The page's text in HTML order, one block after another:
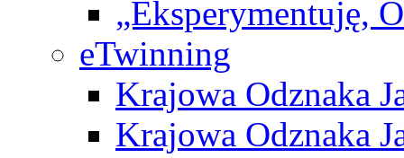
„Eksperymentuję,
eTwinning
Krajowa Odznaka
Krajowa Odznaka